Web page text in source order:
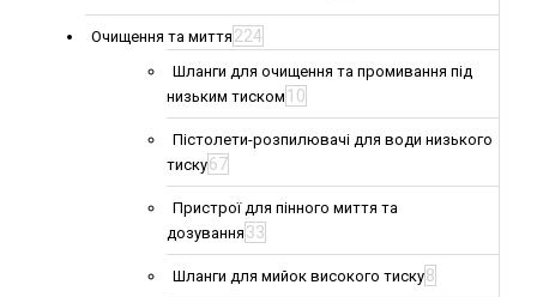
Очищення та миття 224
Шланги для очищення та промивання під
низьким тиском 10
Пістолети-розпилювачі для води низького
тиску67
Пристрої для пінного миття та
дозування 33
Шланги для мийок високого тиску8